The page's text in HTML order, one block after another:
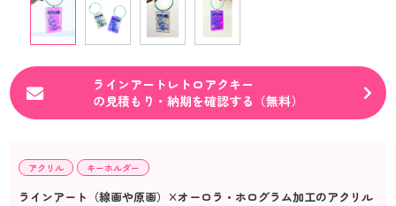
ラインアートレトロアクキー
の見積もり・納期を確認する（無料）
アクリル キーホルダー
ラインアート（線画や原画）×オーロラ・ホログラム加工のアクリル